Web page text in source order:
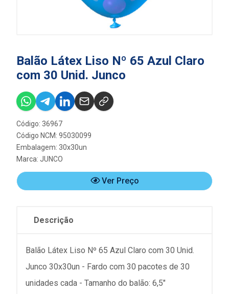
Balão Látex Liso Nº 65 Azul Claro
com 30 Unid. Junco
Código: 36967
Código NCM: 95030099
Embalagem: 30x30un
Marca: JUNCO
Ver Preço
Descrição
Balão Látex Liso Nº 65 Azul Claro com 30 Unid.
Junco 30x30un - Fardo com 30 pacotes de 30
unidades cada - Tamanho do balão: 6,5"